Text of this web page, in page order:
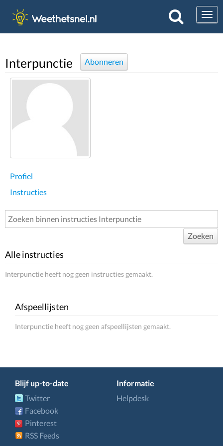
Interpunctie Abonneren
Profiel
Instructies
Zoeken
Alle instructies
Interpunctie heeft nog geen instructies gemaakt.
Afspeellijsten
Interpunctie heeft nog geen afspeellijsten gemaakt.
Blijf up-to-date
Twitter
Facebook
Pinterest
RSS Feeds
Informatie
Helpdesk